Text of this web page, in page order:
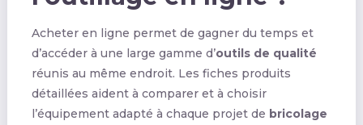
Acheter en ligne permet de gagner du temps et
d’accéder à une large gamme d’outils de qualité
réunis au même endroit. Les fiches produits
détaillées aident à comparer et à choisir
l’équipement adapté à chaque projet de bricolage